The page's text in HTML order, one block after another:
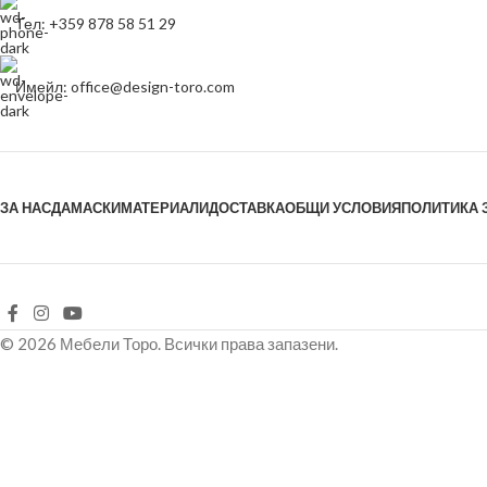
Тел: +359 878 58 51 29
Имейл: office@design-toro.com
ЗА НАСДАМАСКИМАТЕРИАЛИДОСТАВКАОБЩИ УСЛОВИЯПОЛИТИКА
© 2026 Мебели Торо. Всички права запазени.